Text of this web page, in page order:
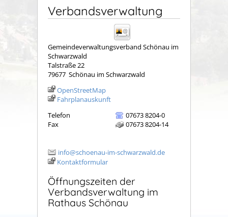
Verbandsverwaltung
Gemeindeverwaltungsverband Schönau im
Schwarzwald
Talstraße 22
79677 Schönau im Schwarzwald
OpenStreetMap
Fahrplanauskunft
Telefon
07673 8204-0
Fax
07673 8204-14
info@schoenau-im-schwarzwald.de
Kontaktformular
Öffnungszeiten der
Verbandsverwaltung im
Rathaus Schönau